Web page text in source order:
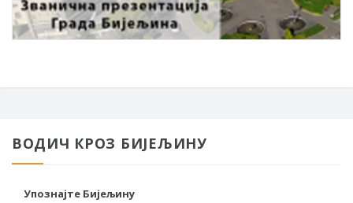
ВОДИЧ КРОЗ БИЈЕЉИНУ
Упознајте Бијељину